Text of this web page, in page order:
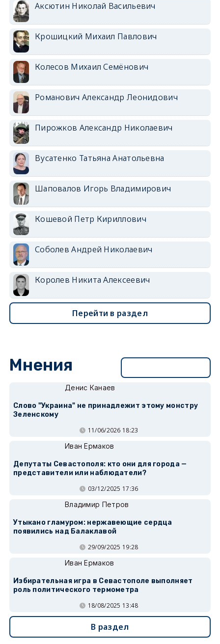
Аксютин Николай Васильевич
Крошицкий Михаил Павлович
Колесов Михаил Семёнович
Романович Александр Леонидович
Пирожков Александр Николаевич
Вусатенко Татьяна Анатольевна
Шаповалов Игорь Владимирович
Кошевой Петр Кириллович
Соболев Андрей Николаевич
Королев Никита Алексеевич
Перейти в раздел
Мнения
Денис Канаев
Слово "Украина" не принадлежит этому монстру
Зеленскому
11/06/2026 18:23
Иван Ермаков
Депутаты Севастополя: кто они для города —
представители или наблюдатели?
03/12/2025 17:36
Владимир Петров
Утыкано гламуром: нержавеющие сердца
появились над Балаклавой
29/09/2025 19:28
Иван Ермаков
Избирательная игра в Севастополе выполняет
роль политического термометра
18/08/2025 13:48
В раздел